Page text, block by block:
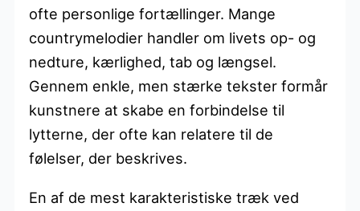
ofte personlige fortællinger. Mange
countrymelodier handler om livets op- og
nedture, kærlighed, tab og længsel.
Gennem enkle, men stærke tekster formår
kunstnere at skabe en forbindelse til
lytterne, der ofte kan relatere til de
følelser, der beskrives.
En af de mest karakteristiske træk ved